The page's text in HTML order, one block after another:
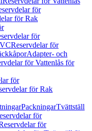
för
för Rak
för
Reservdelar för
Adapter- och
för Vattenlås för
för
för Rak
PackningarTvättställ
för
för